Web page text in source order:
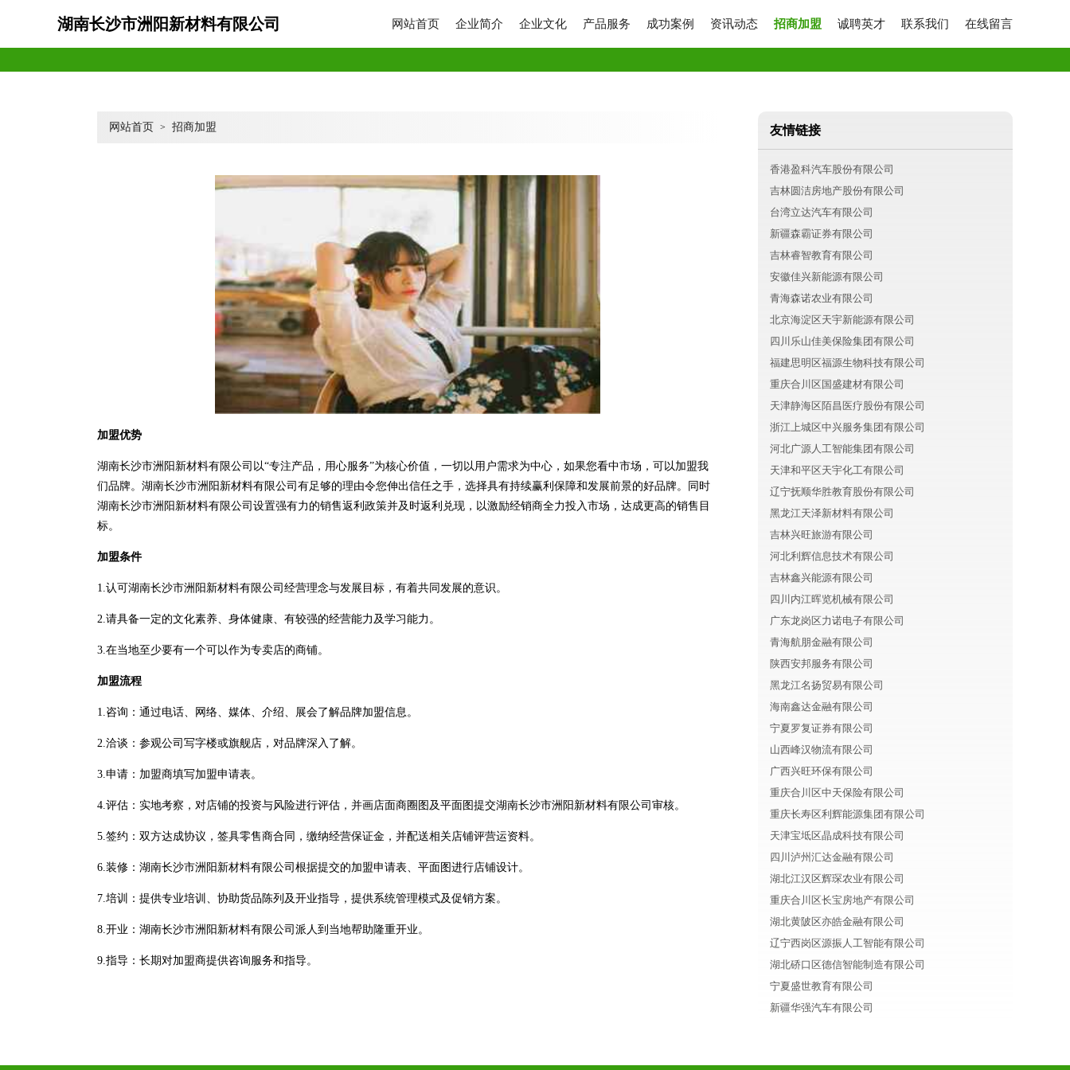
湖南长沙市洲阳新材料有限公司 网站首页 企业简介 企业文化 产品服务 成功案例 资讯动态 招商加盟 诚聘英才 联系我们 在线留言
网站首页 > 招商加盟
加盟优势
湖南长沙市洲阳新材料有限公司以“专注产品，用心服务”为核心价值，一切以用户需求为中心，如果您看中市场，可以加盟我
们品牌。湖南长沙市洲阳新材料有限公司有足够的理由令您伸出信任之手，选择具有持续赢利保障和发展前景的好品牌。同时
湖南长沙市洲阳新材料有限公司设置强有力的销售返利政策并及时返利兑现，以激励经销商全力投入市场，达成更高的销售目
标。
加盟条件
1.认可湖南长沙市洲阳新材料有限公司经营理念与发展目标，有着共同发展的意识。
2.请具备一定的文化素养、身体健康、有较强的经营能力及学习能力。
3.在当地至少要有一个可以作为专卖店的商铺。
加盟流程
1.咨询：通过电话、网络、媒体、介绍、展会了解品牌加盟信息。
2.洽谈：参观公司写字楼或旗舰店，对品牌深入了解。
3.申请：加盟商填写加盟申请表。
4.评估：实地考察，对店铺的投资与风险进行评估，并画店面商圈图及平面图提交湖南长沙市洲阳新材料有限公司审核。
5.签约：双方达成协议，签具零售商合同，缴纳经营保证金，并配送相关店铺评营运资料。
6.装修：湖南长沙市洲阳新材料有限公司根据提交的加盟申请表、平面图进行店铺设计。
7.培训：提供专业培训、协助货品陈列及开业指导，提供系统管理模式及促销方案。
8.开业：湖南长沙市洲阳新材料有限公司派人到当地帮助隆重开业。
9.指导：长期对加盟商提供咨询服务和指导。
友情链接
香港盈科汽车股份有限公司
吉林圆洁房地产股份有限公司
台湾立达汽车有限公司
新疆森霸证券有限公司
吉林睿智教育有限公司
安徽佳兴新能源有限公司
青海森诺农业有限公司
北京海淀区天宇新能源有限公司
四川乐山佳美保险集团有限公司
福建思明区福源生物科技有限公司
重庆合川区国盛建材有限公司
天津静海区陌昌医疗股份有限公司
浙江上城区中兴服务集团有限公司
河北广源人工智能集团有限公司
天津和平区天宇化工有限公司
辽宁抚顺华胜教育股份有限公司
黑龙江天泽新材料有限公司
吉林兴旺旅游有限公司
河北利辉信息技术有限公司
吉林鑫兴能源有限公司
四川内江晖览机械有限公司
广东龙岗区力诺电子有限公司
青海航朋金融有限公司
陕西安邦服务有限公司
黑龙江名扬贸易有限公司
海南鑫达金融有限公司
宁夏罗复证券有限公司
山西峰汉物流有限公司
广西兴旺环保有限公司
重庆合川区中天保险有限公司
重庆长寿区利辉能源集团有限公司
天津宝坻区晶成科技有限公司
四川泸州汇达金融有限公司
湖北江汉区辉琛农业有限公司
重庆合川区长宝房地产有限公司
湖北黄陂区亦皓金融有限公司
辽宁西岗区源振人工智能有限公司
湖北硚口区德信智能制造有限公司
宁夏盛世教育有限公司
新疆华强汽车有限公司